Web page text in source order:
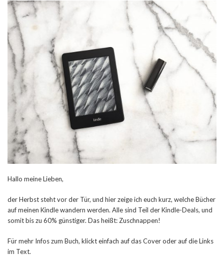
Hallo meine Lieben,
der Herbst steht vor der Tür, und hier zeige ich euch kurz, welche Bücher
auf meinen Kindle wandern werden. Alle sind Teil der Kindle-Deals, und
somit bis zu 60% günstiger. Das heißt: Zuschnappen!
Für mehr Infos zum Buch, klickt einfach auf das Cover oder auf die Links
im Text.